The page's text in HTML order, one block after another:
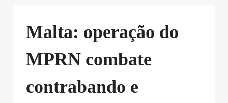
Malta: operação do
MPRN combate
contrabando e